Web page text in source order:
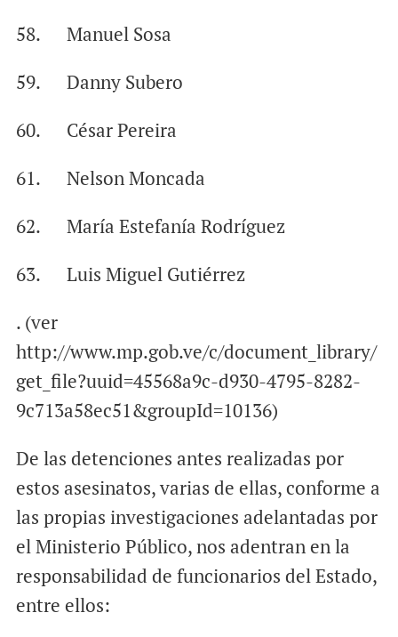
58. Manuel Sosa
59. Danny Subero
60. César Pereira
61. Nelson Moncada
62. María Estefanía Rodríguez
63. Luis Miguel Gutiérrez
. (ver
http://www.mp.gob.ve/c/document_library/
get_file?uuid=45568a9c-d930-4795-8282-
9c713a58ec51&groupId=10136)
De las detenciones antes realizadas por
estos asesinatos, varias de ellas, conforme a
las propias investigaciones adelantadas por
el Ministerio Público, nos adentran en la
responsabilidad de funcionarios del Estado,
entre ellos: